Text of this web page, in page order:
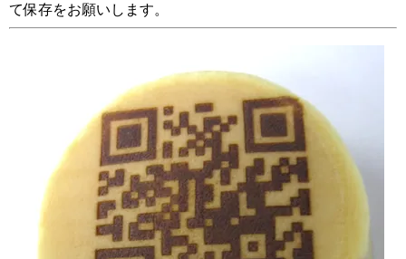
て保存をお願いします。